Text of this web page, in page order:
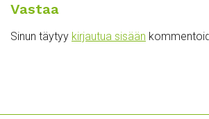
Vastaa
Sinun täytyy kirjautua sisään